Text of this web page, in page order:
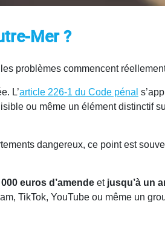
Mer ?
les problèmes commencent
L’article 226-1 du Code pénal
ou même un élément distinctif
dangereux, ce point est
euros d’amende et jusqu’à un
TikTok, YouTube ou même un